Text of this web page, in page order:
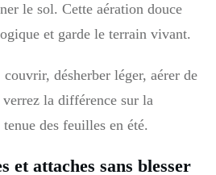
le sol. Cette aération douce
et garde le terrain vivant.
désherber léger, aérer de
la différence sur la
des feuilles en été.
et attaches sans blesser